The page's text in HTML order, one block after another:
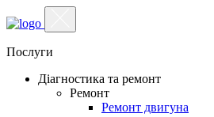
Послуги
Діагностика та ремонт
Ремонт
Ремонт двигуна